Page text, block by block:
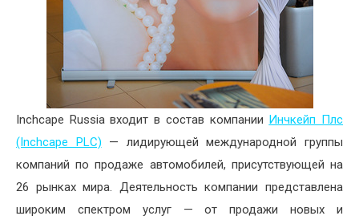
Inchcape Russia входит в состав компании Инчкейп Плс
(Inchcape PLC) — лидирующей международной группы
компаний по продаже автомобилей, присутствующей на
26 рынках мира. Деятельность компании представлена
широким спектром услуг — от продажи новых и